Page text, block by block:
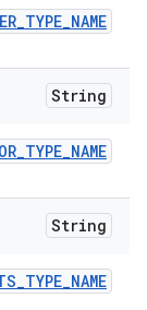
_TYPE_NAME
String
_TYPE_NAME
String
_TYPE_NAME